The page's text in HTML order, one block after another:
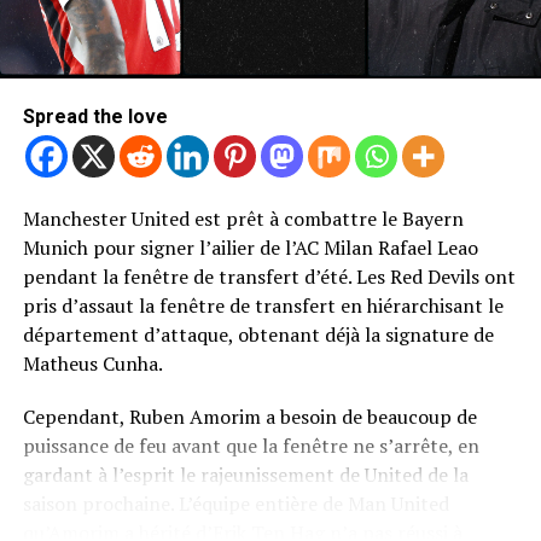
Photo de Mark Leech / Offside / Offside via Getty Images
Newcastle United Retour de Bryan
Mbeumo
décision de signer MBEUMO.
Le rapport télégraphique selon lequel Newcastle United
Spread the love
Manchester United est prêt à combattre le Bayern
Munich pour signer l’ailier de l’AC Milan Rafael Leao
pendant la fenêtre de transfert d’été. Les Red Devils ont
pris d’assaut la fenêtre de transfert en hiérarchisant le
département d’attaque, obtenant déjà la signature de
Matheus Cunha.
Cependant, Ruben Amorim a besoin de beaucoup de
puissance de feu avant que la fenêtre ne s’arrête, en
gardant à l’esprit le rajeunissement de United de la